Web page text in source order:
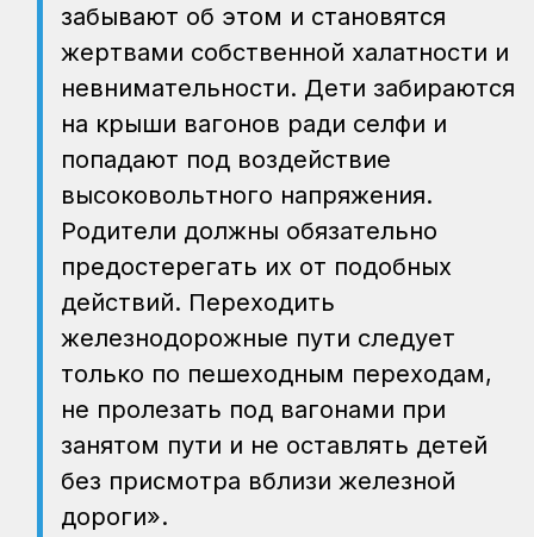
забывают об этом и становятся
жертвами собственной халатности и
невнимательности. Дети забираются
на крыши вагонов ради селфи и
попадают под воздействие
высоковольтного напряжения.
Родители должны обязательно
предостерегать их от подобных
действий. Переходить
железнодорожные пути следует
только по пешеходным переходам,
не пролезать под вагонами при
занятом пути и не оставлять детей
без присмотра вблизи железной
дороги».